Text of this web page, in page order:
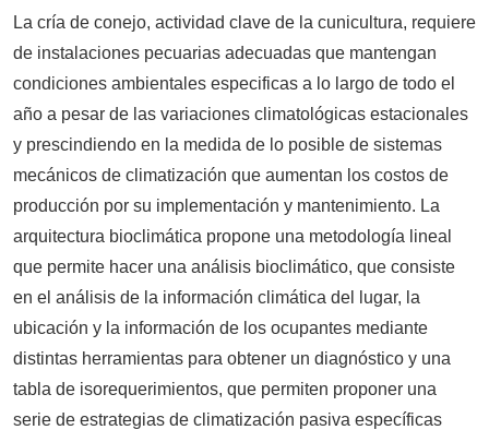
La cría de conejo, actividad clave de la cunicultura, requiere
de instalaciones pecuarias adecuadas que mantengan
condiciones ambientales especificas a lo largo de todo el
año a pesar de las variaciones climatológicas estacionales
y prescindiendo en la medida de lo posible de sistemas
mecánicos de climatización que aumentan los costos de
producción por su implementación y mantenimiento. La
arquitectura bioclimática propone una metodología lineal
que permite hacer una análisis bioclimático, que consiste
en el análisis de la información climática del lugar, la
ubicación y la información de los ocupantes mediante
distintas herramientas para obtener un diagnóstico y una
tabla de isorequerimientos, que permiten proponer una
serie de estrategias de climatización pasiva específicas